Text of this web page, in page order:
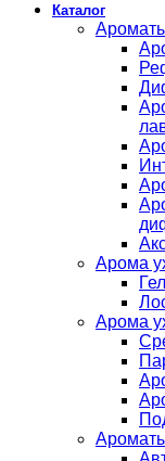
Каталог
Арома
Арома